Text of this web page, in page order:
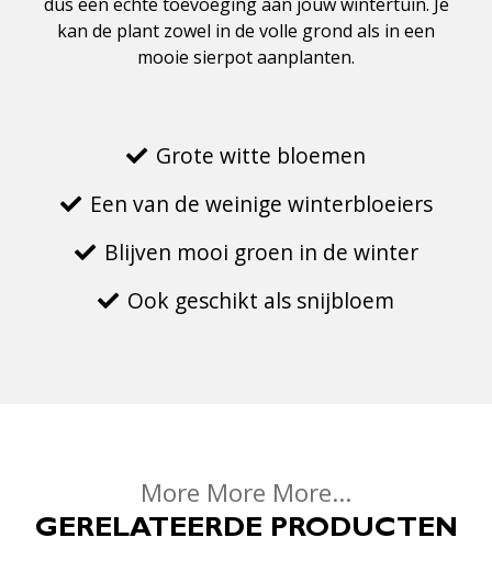
kan de plant zowel in de volle grond als in een
mooie sierpot aanplanten.
Grote witte bloemen
Een van de weinige winterbloeiers
Blijven mooi groen in de winter
Ook geschikt als snijbloem
More More More...
GERELATEERDE PRODUCTEN